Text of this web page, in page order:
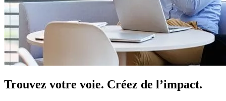
Trouvez votre voie. Créez de l’impact.